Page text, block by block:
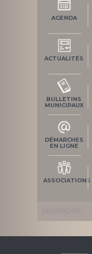
AGENDA
ACTUALITÉS
BULLETINS
MUNICIPAUX
DÉMARCHES
EN LIGNE
ASSOCIATIONS
Rechercher :